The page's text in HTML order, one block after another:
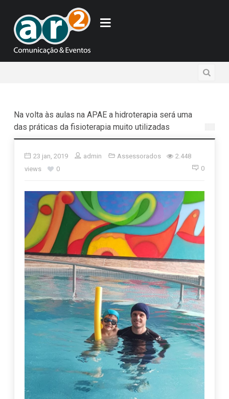
Na volta às aulas na APAE a hidroterapia será uma
das práticas da fisioterapia muito utilizadas
23 jan, 2019 admin Assessorados
2.448
views
0 0